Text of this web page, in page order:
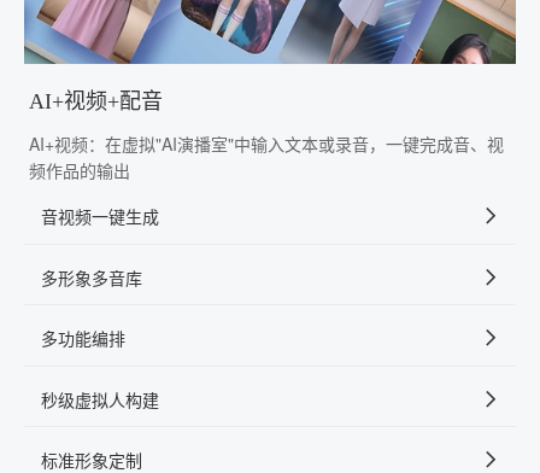
AI+视频+配音
AI+视频：在虚拟"AI演播室"中输入文本或录音，一键完成音、视
频作品的输出
音视频一键生成
多形象多音库
多功能编排
秒级虚拟人构建
标准形象定制